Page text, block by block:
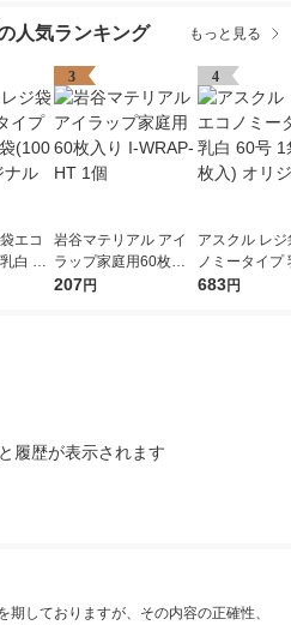
人気ランキング もっと見る
エコ
白 45
オリ
3
岩谷マテリアル アイ
ラップ家庭用60枚入
り I-WRAP-HT 1個
207円
4
アスクル レ
ノミータイプ
号 1袋(100枚
683円
履歴が表示されます
しておりますが、その内容の正確性、